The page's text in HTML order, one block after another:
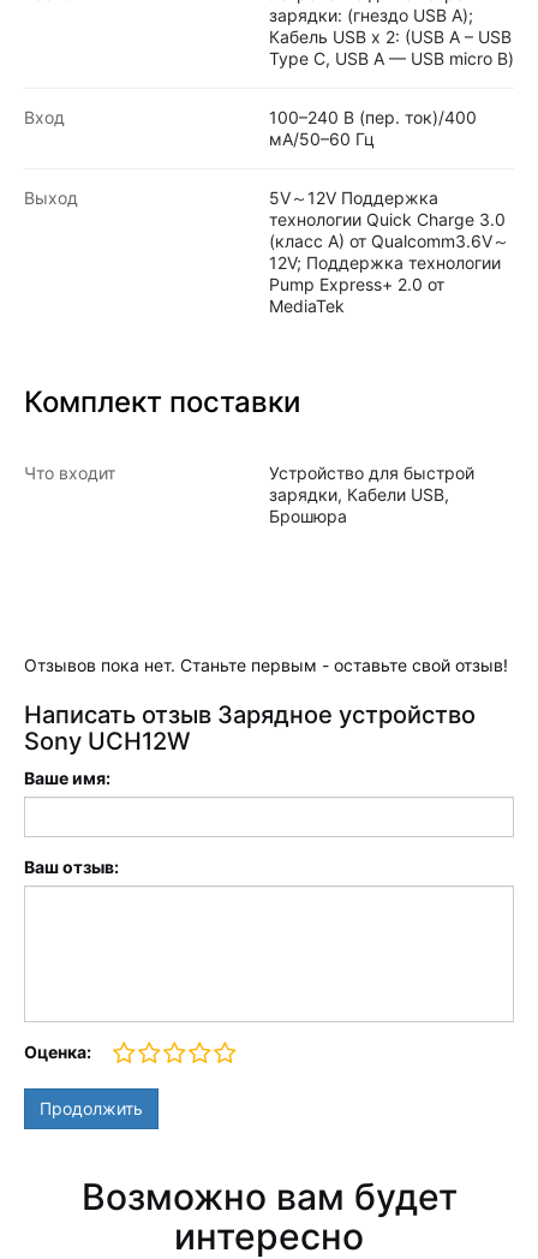
зарядки: (гнездо USB A);
Кабель USB х 2: (USB A – USB
Type C, USB A — USB micro B)
Вход
100–240 В (пер. ток)/400
мА/50–60 Гц
Выход
5V～12V Поддержка
технологии Quick Charge 3.0
(класс A) от Qualcomm3.6V～
12V; Поддержка технологии
Pump Express+ 2.0 от
MediaTek
Комплект поставки
Что входит
Устройство для быстрой
зарядки, Кабели USB,
Брошюра
Отзывов пока нет. Станьте первым - оставьте свой отзыв!
Написать отзыв Зарядное устройство
Sony UCH12W
Ваше имя:
Ваш отзыв:
Оценка:
Продолжить
Возможно вам будет
интересно